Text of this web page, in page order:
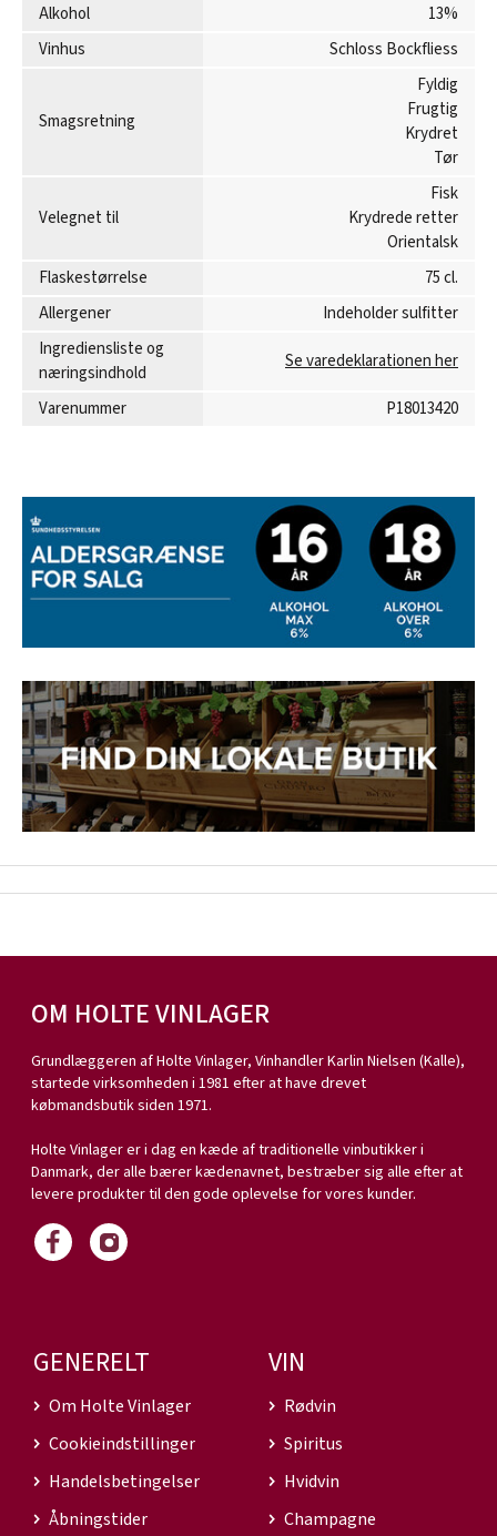
Alkohol
13%
Vinhus
Schloss Bockfliess
Smagsretning
Fyldig
Frugtig
Krydret
Tør
Velegnet til
Fisk
Krydrede retter
Orientalsk
Flaskestørrelse
75 cl.
Allergener
Indeholder sulfitter
Ingrediensliste og
næringsindhold
Se varedeklarationen her
Varenummer P18013420
OM HOLTE VINLAGER
Grundlæggeren af Holte Vinlager, Vinhandler Karlin Nielsen (Kalle),
startede virksomheden i 1981 efter at have drevet
købmandsbutik siden 1971.
Holte Vinlager er i dag en kæde af traditionelle vinbutikker i
Danmark, der alle bærer kædenavnet, bestræber sig alle efter at
levere produkter til den gode oplevelse for vores kunder.
GENERELT
Om Holte Vinlager
Cookieindstillinger
Handelsbetingelser
Åbningstider
VIN
Rødvin
Spiritus
Hvidvin
Champagne